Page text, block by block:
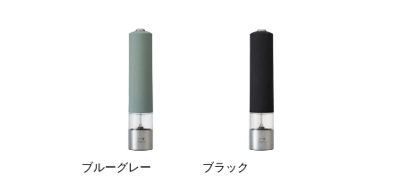
ブルーグレー ブラック